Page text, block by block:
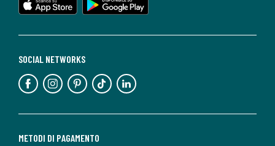
METODI DI PAGAMENTO
SOCIAL NETWORKS